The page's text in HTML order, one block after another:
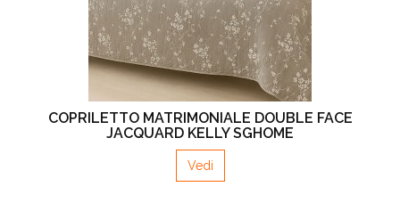
COPRILETTO MATRIMONIALE DOUBLE FACE
JACQUARD KELLY SGHOME
Vedi